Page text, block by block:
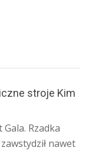
stroje Kim
Rzadka
nawet